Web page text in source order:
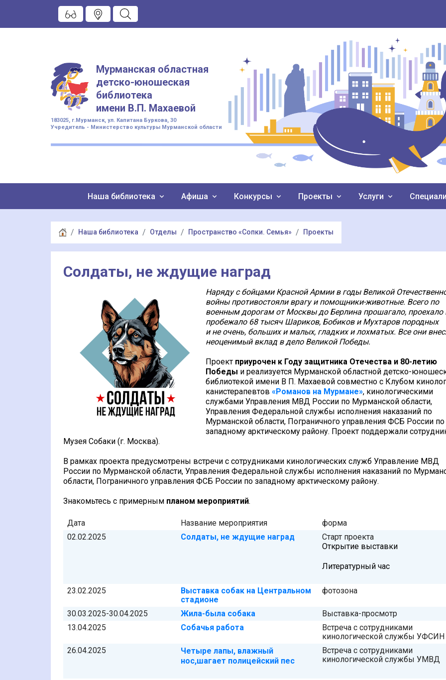
Мурманская областная
детско-юношеская
библиотека
имени В.П. Махаевой
183025, г.Мурманск, ул. Капитана Буркова, 30
Учредитель - Министерство культуры Мурманской области
Наша библиотека Афиша Конкурсы Проекты Услуги
Наша библиотека Отделы Пространство «Сопки. Семья» Проекты
Солдаты, не ждущие наград
Наряду с бойцами Красной Армии в годы Великой
войны противостояли врагу и помощники-животные. Всего по
военным дорогам от Москвы до Берлина прошагало, проехало
пробежало 68 тысяч Шариков, Бобиков и Мухтаров породных
и не очень, больших и малых, гладких и лохматых. Все они
неоценимый вклад в дело Великой Победы.
Проект приурочен к Году защитника Отечества и 80-летию
Победы и реализуется Мурманской областной детско-
библиотекой имени В П. Махаевой совместно с Клубом
канистерапевтов «Романов на Мурмане», кинологическими
службами Управления МВД России по Мурманской области,
Управления Федеральной службы исполнения наказаний по
Мурманской области, Пограничного управления ФСБ России по
западному арктическому району. Проект поддержали
Музея Собаки (г. Москва).
В рамках проекта предусмотрены встречи с сотрудниками кинологических служб Управление МВД
России по Мурманской области, Управления Федеральной службы исполнения наказаний по
области, Пограничного управления ФСБ России по западному арктическому району.
Знакомьтесь с примерным планом мероприятий.
Дата Название мероприятия
форма
02.02.2025
Солдаты, не ждущие наград
Старт проекта
Открытие выставки
Литературный час
23.02.2025
Выставка собак на Центральном
стадионе
фотозона
30.03.2025-30.04.2025 Жила-была собака
Выставка-просмотр
13.04.2025
Собачья работа
Встреча с сотрудниками
кинологической службы УФСИН
26.04.2025
Четыре лапы, влажный
нос,шагает полицейский пес
Встреча с сотрудниками
кинологической службы УМВД